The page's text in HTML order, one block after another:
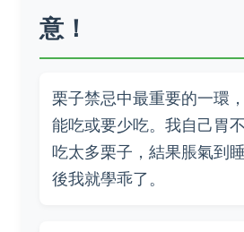
意！
栗子禁忌中最重要的一環
能吃或要少吃。我自己胃
吃太多栗子，結果脹氣到
後我就學乖了。